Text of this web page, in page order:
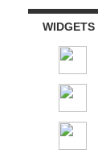
WIDGETS